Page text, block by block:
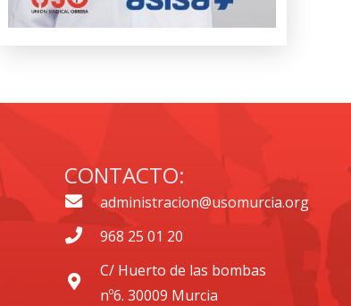
CONTACTO:
administracion@usomurcia.org
968 25 01 20
C/ Huerto de las bombas
nº6. 30009 Murcia